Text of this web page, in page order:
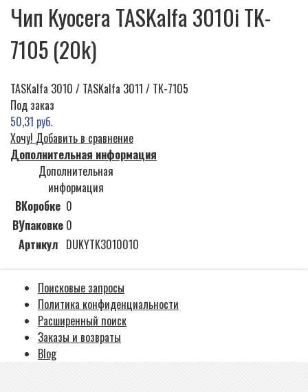
Чип Kyocera TASKalfa 3010i TK-
7105 (20k)
TASKalfa 3010 / TASKalfa 3011 / TK-7105
Под заказ
50,31 руб.
Хочу! Добавить в сравнение
Дополнительная информация
Дополнительная
информация
ВКоробке 0
ВУпаковке 0
Артикул DUKYTK3010010
Поисковые запросы
Политика конфиденциальности
Расширенный поиск
Заказы и возвраты
Blog